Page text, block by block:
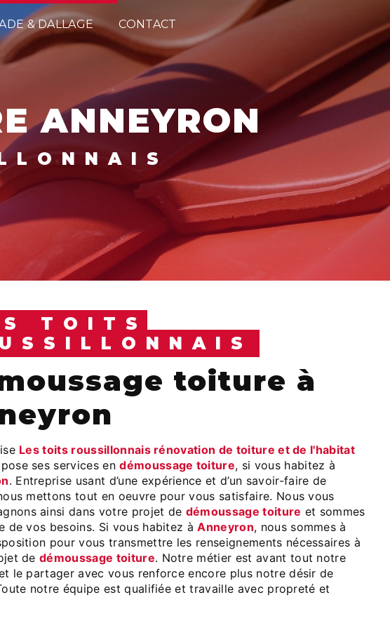
& DALLAGE CONTACT
ANNEYRON
TOITS
Les toits roussillonnais rénovation de toiture et de l'habitat
ses services endémoussage toiture, si vous habitez à
. Entreprise usant d’une expérience et d’un savoir-faire de
mettons tout en oeuvre pour vous satisfaire. Nous vous
ainsi dans votre projet de démoussage toiture et sommes
de vos besoins. Si vous habitez àAnneyron, nous sommes à
pour vous transmettre les renseignements nécessaires à
dedémoussage toiture. Notre métier est avant tout notre
le partager avec vous renforce encore plus notre désir de
notre équipe est qualifiée et travaille avec propreté et